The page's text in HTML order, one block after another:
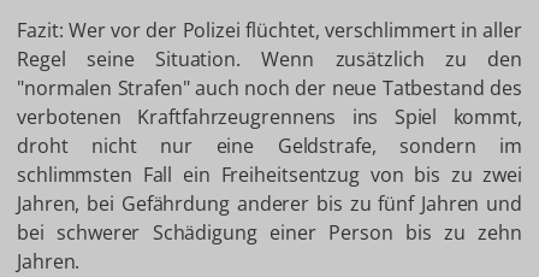
Fazit: Wer vor der Polizei flüchtet, verschlimmert in aller
Regel seine Situation. Wenn zusätzlich zu den
"normalen Strafen" auch noch der neue Tatbestand des
verbotenen Kraftfahrzeugrennens ins Spiel kommt,
droht nicht nur eine Geldstrafe, sondern im
schlimmsten Fall ein Freiheitsentzug von bis zu zwei
Jahren, bei Gefährdung anderer bis zu fünf Jahren und
bei schwerer Schädigung einer Person bis zu zehn
Jahren.